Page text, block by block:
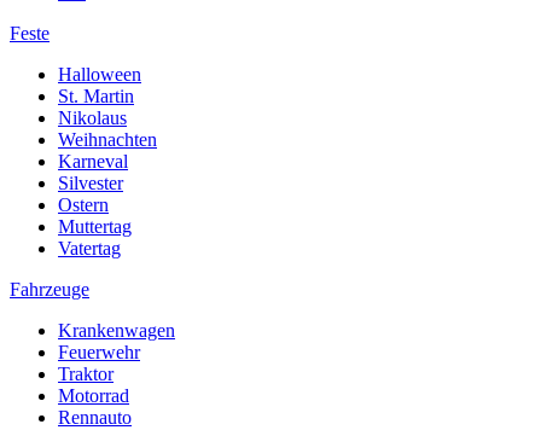
Feste
Halloween
St. Martin
Nikolaus
Weihnachten
Karneval
Silvester
Ostern
Muttertag
Vatertag
Fahrzeuge
Krankenwagen
Feuerwehr
Traktor
Motorrad
Rennauto